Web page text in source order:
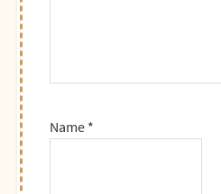
Name *